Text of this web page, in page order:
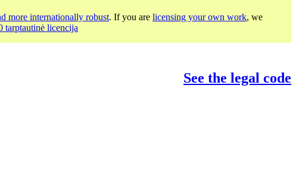
more internationally robust. If you are licensing your own work, we
licencija
See the legal code